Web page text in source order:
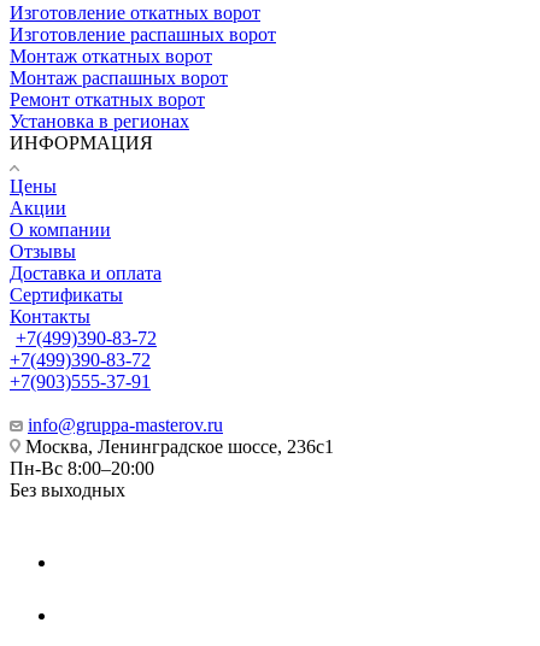
Изготовление откатных ворот
Изготовление распашных ворот
Монтаж откатных ворот
Монтаж распашных ворот
Ремонт откатных ворот
Установка в регионах
ИНФОРМАЦИЯ
Цены
Акции
О компании
Отзывы
Доставка и оплата
Сертификаты
Контакты
+7(499)390-83-72
+7(499)390-83-72
+7(903)555-37-91
info@gruppa-masterov.ru
Москва, Ленинградское шоссе, 236с1
Пн-Вс 8:00–20:00
Без выходных